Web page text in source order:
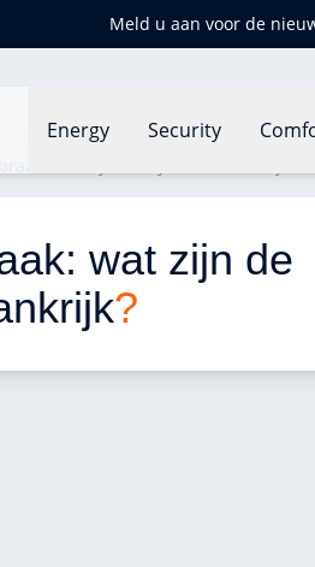
Meld u aan voor de
Energy Security
wat zijn de
?